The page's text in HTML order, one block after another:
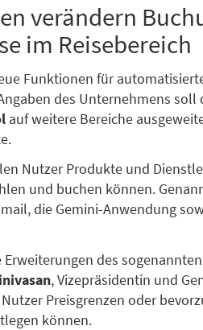
verändern
im Reisebereich
Funktionen für
des Unternehmens soll
auf weitere Bereiche
Nutzer Produkte und
und buchen können.
die Gemini-Anwendung
des sogenannten
, Vizepräsidentin und
Preisgrenzen oder
können.